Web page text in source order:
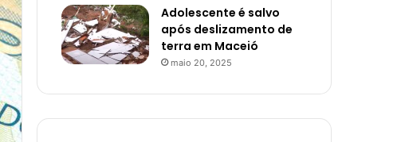
Adolescente é salvo
após deslizamento de
terra em Maceió
maio 20, 2025